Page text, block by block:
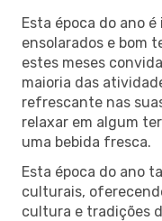
Esta época do ano
ensolarados e bom
estes meses
maioria das
refrescante nas
relaxar em algum
uma bebida fresca.
Esta época do ano
culturais,
cultura e tradições